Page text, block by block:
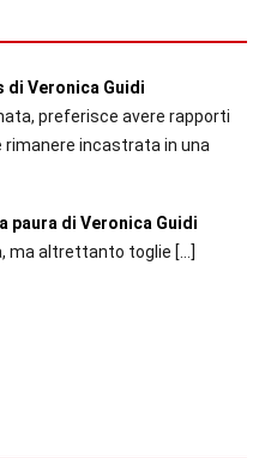
di Veronica Guidi
preferisce avere rapporti
rimanere incastrata in una
paura di Veronica Guidi
ma altrettanto toglie […]